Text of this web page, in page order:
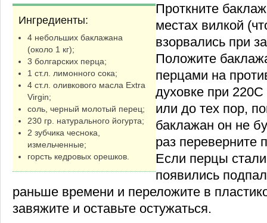
Ингредиенты:
4 небольших баклажана
(около 1 кг);
3 болгарских перца;
1 ст.л. лимонного сока;
4 ст.л. оливкового масла Extra
Virgin;
соль, черный молотый перец;
230 гр. натурального йогурта;
2 зубчика чеснока,
измельченные;
горсть кедровых орешков.
Проткните
местах вилкой
взорвались при
Положите
перцами на
духовке при
или до тех пор,
баклажан он не
раз переверните
Если перцы
появились
раньше времени и переложите в
завяжите и оставьте остужаться.